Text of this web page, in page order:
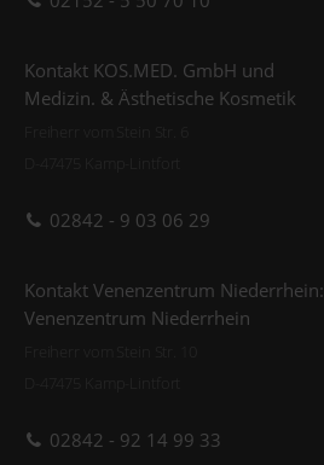
Kontakt KOS.MED. GmbH und
Medizin. & Ästhetische Kosmetik
02842 - 9 03 06 29
Kontakt Venenzentrum Niederrhein:
Venenzentrum Niederrhein
02842 - 92 14 99 33